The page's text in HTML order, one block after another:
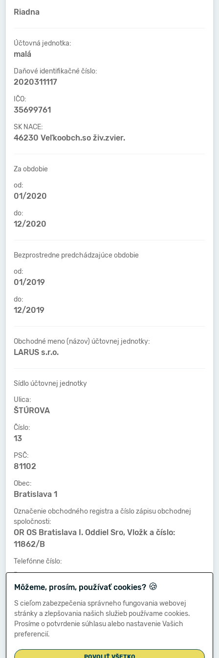
Riadna
Účtovná jednotka:
malá
Daňové identifikačné číslo:
2020311117
IČO:
35699761
SK NACE:
46230 Veľkoobch.so živ.zvier.
Za obdobie
od:
01/2020
do:
12/2020
Bezprostredne predchádzajúce obdobie
od:
01/2019
do:
12/2019
Obchodné meno (názov) účtovnej jednotky:
LARUS s.r.o.
Sídlo účtovnej jednotky
Ulica:
ŠTÚROVA
Číslo:
13
PSČ:
81102
Obec:
Bratislava 1
Označenie obchodného registra a číslo zápisu obchodnej
spoločnosti:
OR OS Bratislava I. Oddiel Sro, Vložk a číslo:
11862/B
Telefónne číslo:
-
Faxové číslo:
-
E-mailová adresa:
-
Môžeme, prosím, používať cookies? 🍪
S cieľom zabezpečenia správneho fungovania webovej
stránky a zlepšovania našich služieb používame cookies.
Prosíme o potvrdenie súhlasu alebo nastavenie Vašich
preferencií.